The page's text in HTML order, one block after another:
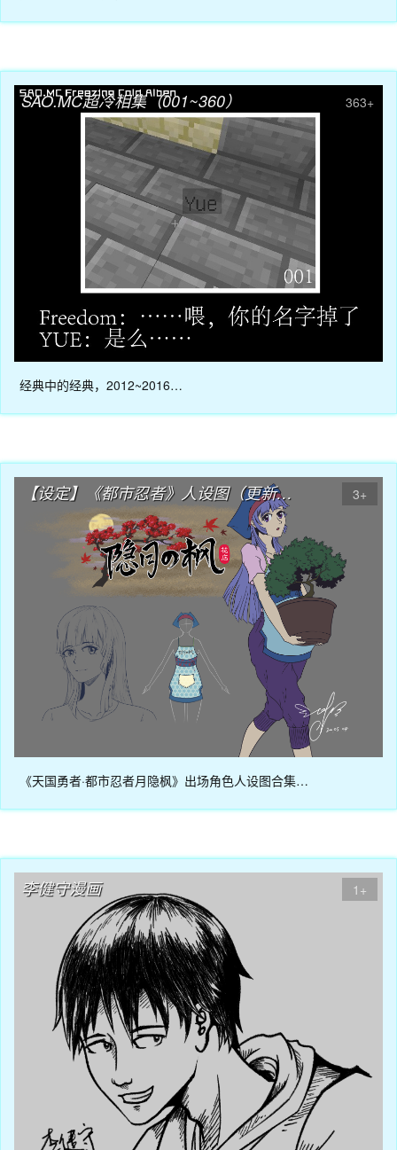
SAO.MC超冷相集（001~360） 363+
经典中的经典，2012~2016…
【设定】《都市忍者》人设图（更新中） 3+
《天国勇者·都市忍者月隐枫》出场角色人设图合集…
李健守漫画 1+